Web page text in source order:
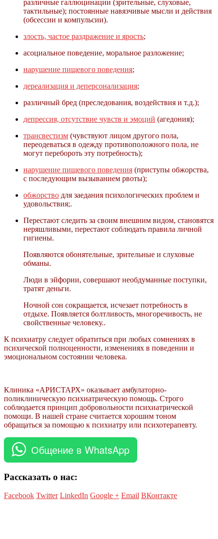
различные галлюцинации (зрительные, слуховые,
тактильные); постоянные навязчивые мысли и действия
(обсессии и компульсии).
злость, частое раздражение и ярость;
асоциальное поведение, моральное разложение;
нарушение пищевого поведения;
дереализация и деперсонализация;
различный бред (преследования, воздействия и т.д.);
депрессия, отсутствие чувств и эмоций (агедония);
трансвестизм (чувствуют лицом другого пола,
переодеваться в одежду противоположного пола, не
могут перебороть эту потребность);
нарушение пищевого поведения (приступы обжорства,
с последующим вызыванием рвоты);
обжорство для заедания психологических проблем и
удовольствия;.
Перестают следить за своим внешним видом, становятся
неряшливыми, перестают соблюдать правила личной
гигиены.
Появляются обонятельные, зрительные и слуховые
обманы.
Люди в эйфории, совершают необдуманные поступки,
тратят деньги.
Ночной сон сокращается, исчезает потребность в
отдыхе. Появляется болтливость, многоречивость, не
свойственные человеку..
К психиатру следует обратиться при любых сомнениях в
психической полноценности, изменениях в поведении и
эмоциональном состоянии человека.
Клиника «АРИСТАРХ» оказывает амбулаторно-
поликлиническую психиатрическую помощь. Строго
соблюдается принцип добровольности психиатрической
помощи. В нашей стране считается хорошим тоном
обращаться за помощью к психиатру или психотерапевту.
Общение в WhatsApp
Рассказать о нас:
Facebook Twitter LinkedIn Google + Email ВКонтакте